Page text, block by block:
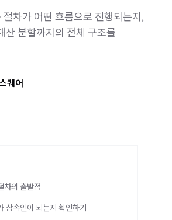
차가 어떤 흐름으로 진행되는지,
산 분할까지의 전체 구조를
퀘어
차의 출발점
상속인이 되는지 확인하기